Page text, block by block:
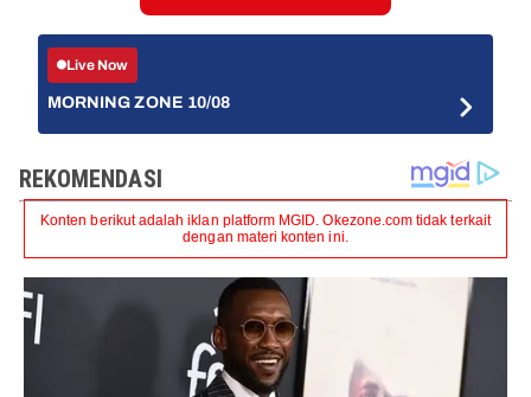
Live Now
MORNING ZONE 10/08